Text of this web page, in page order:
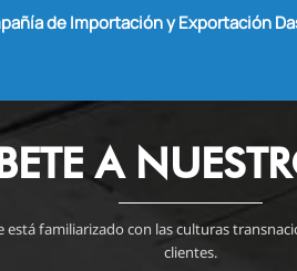
de Importación y Exportación
A
familiarizado con las culturas
clientes.